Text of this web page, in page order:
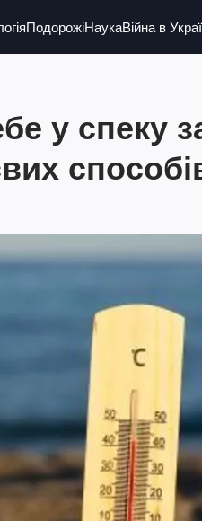
ПодорожіНаукаВійна в
у спеку